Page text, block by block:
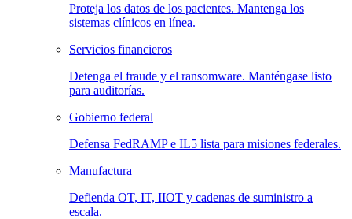
Proteja los datos de los pacientes. Mantenga los
sistemas clínicos en línea.
Servicios financieros
Detenga el fraude y el ransomware. Manténgase listo
para auditorías.
Gobierno federal
Defensa FedRAMP e IL5 lista para misiones federales.
Manufactura
Defienda OT, IT, IIOT y cadenas de suministro a
escala.